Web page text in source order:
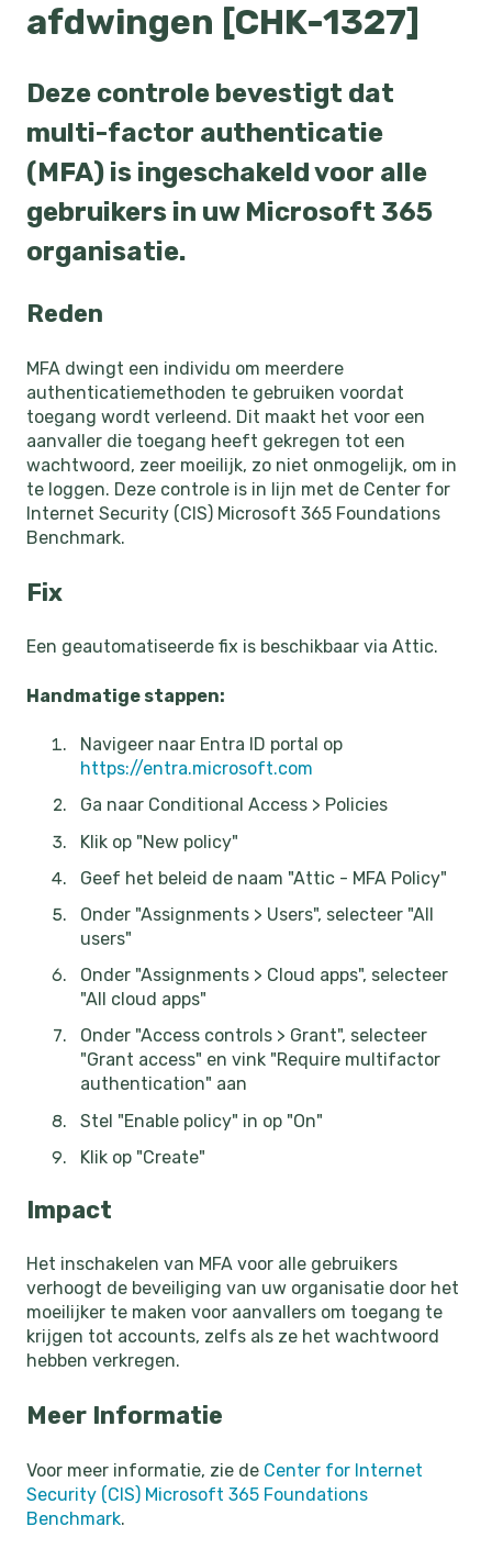
afdwingen [CHK-1327]
Deze controle bevestigt dat
multi-factor authenticatie
(MFA) is ingeschakeld voor alle
gebruikers in uw Microsoft 365
organisatie.
Reden
MFA dwingt een individu om meerdere
authenticatiemethoden te gebruiken voordat
toegang wordt verleend. Dit maakt het voor een
aanvaller die toegang heeft gekregen tot een
wachtwoord, zeer moeilijk, zo niet onmogelijk, om in
te loggen. Deze controle is in lijn met de Center for
Internet Security (CIS) Microsoft 365 Foundations
Benchmark.
Fix
Een geautomatiseerde fix is beschikbaar via Attic.
Handmatige stappen:
Navigeer naar Entra ID portal op
https://entra.microsoft.com
Ga naar Conditional Access > Policies
Klik op "New policy"
Geef het beleid de naam "Attic - MFA Policy"
Onder "Assignments > Users", selecteer "All
users"
Onder "Assignments > Cloud apps", selecteer
"All cloud apps"
Onder "Access controls > Grant", selecteer
"Grant access" en vink "Require multifactor
authentication" aan
Stel "Enable policy" in op "On"
Klik op "Create"
Impact
Het inschakelen van MFA voor alle gebruikers
verhoogt de beveiliging van uw organisatie door het
moeilijker te maken voor aanvallers om toegang te
krijgen tot accounts, zelfs als ze het wachtwoord
hebben verkregen.
Meer Informatie
Voor meer informatie, zie de Center for Internet
Security (CIS) Microsoft 365 Foundations
Benchmark.